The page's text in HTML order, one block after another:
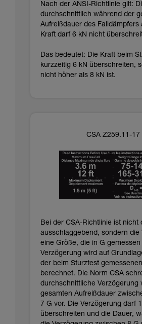
Nach der ANSI-Richtlinie gilt:
durchschnittlich während der
Aufreißdauer des Falldämpfers
Kraft darf 6 kN nicht
Das bedeutet: Die Kraft beim
kurzzeitig 6 kN überschreiten,
nicht höher als 8 kN ist.
CSA Z259.11-17
Bei der CSA-Richtlinie ist nicht
ausschlaggebend, sondern die
eine Größe, die in G gemessen
Verzögerung wird auf
der beim Sturztest
berechnet. Die Norm CSA
durchschnittliche Verzögerung
gesamten Aufreißdauer
7 G vor. Die Verzögerung darf
überschreiten und die Dauer,